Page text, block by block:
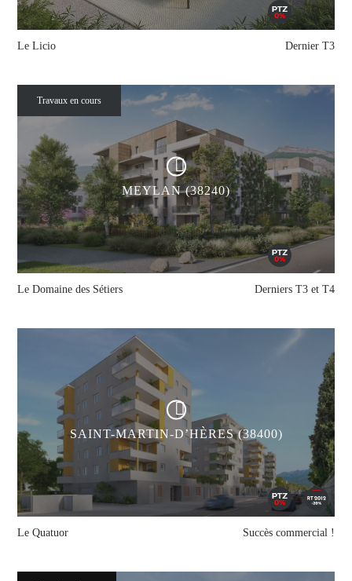
Le Licio Dernier T3
Travaux en cours
MEYLAN (38240)
Le Domaine des Sétiers Derniers T3 et T4
SAINT-MARTIN-D’HÈRES (38400)
Le Quatuor Succès commercial !